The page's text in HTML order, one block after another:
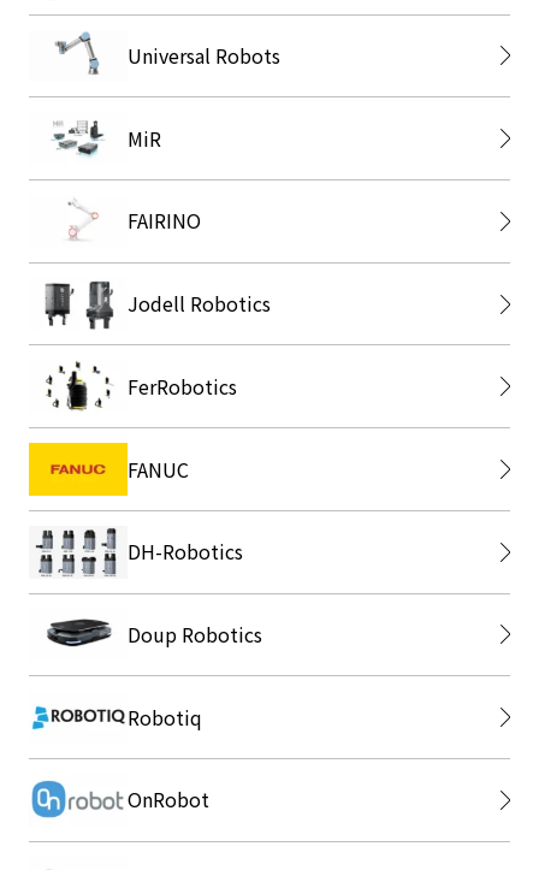
Universal Robots
MiR
FAIRINO
Jodell Robotics
FerRobotics
FANUC
DH-Robotics
Doup Robotics
Robotiq
OnRobot